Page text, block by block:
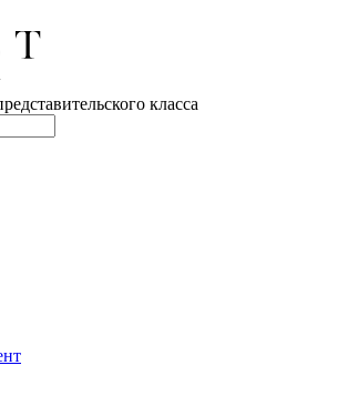
класса